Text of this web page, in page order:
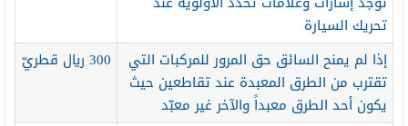
تحريك السيارة
إذا لم يمنح السائق حق المرور للمركبات التي
تقترب من الطرق المعبدة عند تقاطعين حيث
يكون أحد الطرق معبداً والآخر غير معبّد
300 ريال قطريّ